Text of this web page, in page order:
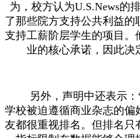
为，校方认为U.S.News的
了那些院方支持公共利益的
支持工薪阶层学生的项目
业的核心承诺，因此决
另外，声明中还表示：“
学校被迫遵循商业杂志的偏
友都很重视排名。但排名